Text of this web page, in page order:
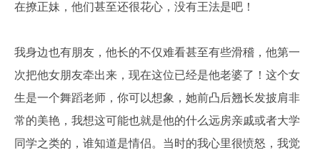
在撩正妹，他们甚至还很花心，没有王法是吧！
我身边也有朋友，他长的不仅难看甚至有些滑稽，他第一
次把他女朋友牵出来，现在这位已经是他老婆了！这个女
生是一个舞蹈老师，你可以想象，她前凸后翘长发披肩非
常的美艳，我想这可能也就是他的什么远房亲戚或者大学
同学之类的，谁知道是情侣。当时的我心里很愤怒，我觉